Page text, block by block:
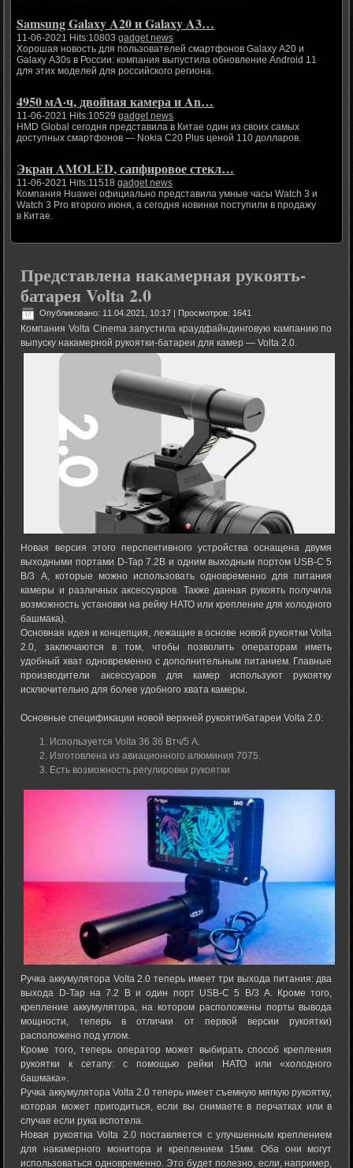
Samsung Galaxy A20 и Galaxy A3…
11-06-2021 Hits:10803gadget news
Хорошая новость для пользователей смартфонов Galaxy A20 и
Galaxy A30s в России: компания выпустила обновление Android 11
для этих моделей для российского региона.
4950 мА·ч, двойная камера и An…
11-06-2021 Hits:10529gadget news
HMD Global сегодня представила в Китае один из своих самых
доступных смартфонов — Nokia C20 Plus ценой 110 долларов.
Экран AMOLED, сапфировое стекл…
11-06-2021 Hits:11518gadget news
Компания Huawei официально представила умные часы Watch 3 и
Watch 3 Pro второго июня, а сегодня новинки поступили в продажу
в Китае.
Представлена накамерная рукоять-
батарея Volta 2.0
Опубликовано: 11.04.2021, 10:17 | Просмотров: 1641
Компания Volta Cinema запустила краудфайндинговую кампанию по
выпуску накамерной рукоятки-батареи для камер — Volta 2.0.
Новая версия этого перспективного устройства оснащена двумя
выходными портами D-Tap 7.2В и одним выходным портом USB-C 5
В/3 А, которые можно использовать одновременно для питания
камеры и различных аксессуаров. Также данная рукоять получила
возможность установки на рейку НАТО или крепление для холодного
башмака).
Основная идея и концепция, лежащие в основе новой рукоятки Volta
2.0, заключаются в том, чтобы позволить операторам иметь
удобный хват одновременно с дополнительным питанием. Главные
производители аксессуаров для камер используют рукоятку
исключительно для более удобного хвата камеры.
Основные спецификации новой верхней рукояти/батареи Volta 2.0:
Используется Volta 36 36 Втч/5 А.
Изготовлена из авиационного алюминия 7075.
Есть возможность регулировки рукоятки
Ручка аккумулятора Volta 2.0 теперь имеет три выхода питания: два
выхода D-Tap на 7.2 В и один порт USB-C 5 В/3 А. Кроме того,
крепление аккумулятора, на котором расположены порты вывода
мощности, теперь в отличии от первой версии рукоятки)
расположено под углом.
Кроме того, теперь оператор может выбирать способ крепления
рукоятки к сетапу: с помощью рейки НАТО или «холодного
башмака».
Ручка аккумулятора Volta 2.0 теперь имеет съемную мягкую рукоятку,
которая может пригодиться, если вы снимаете в перчатках или в
случае если рука вспотела.
Новая рукоятка Volta 2.0 поставляется с улучшенным креплением
для накамерного монитора и креплением 15мм. Оба они могут
использоваться одновременно. Это будет полезно, если, например,